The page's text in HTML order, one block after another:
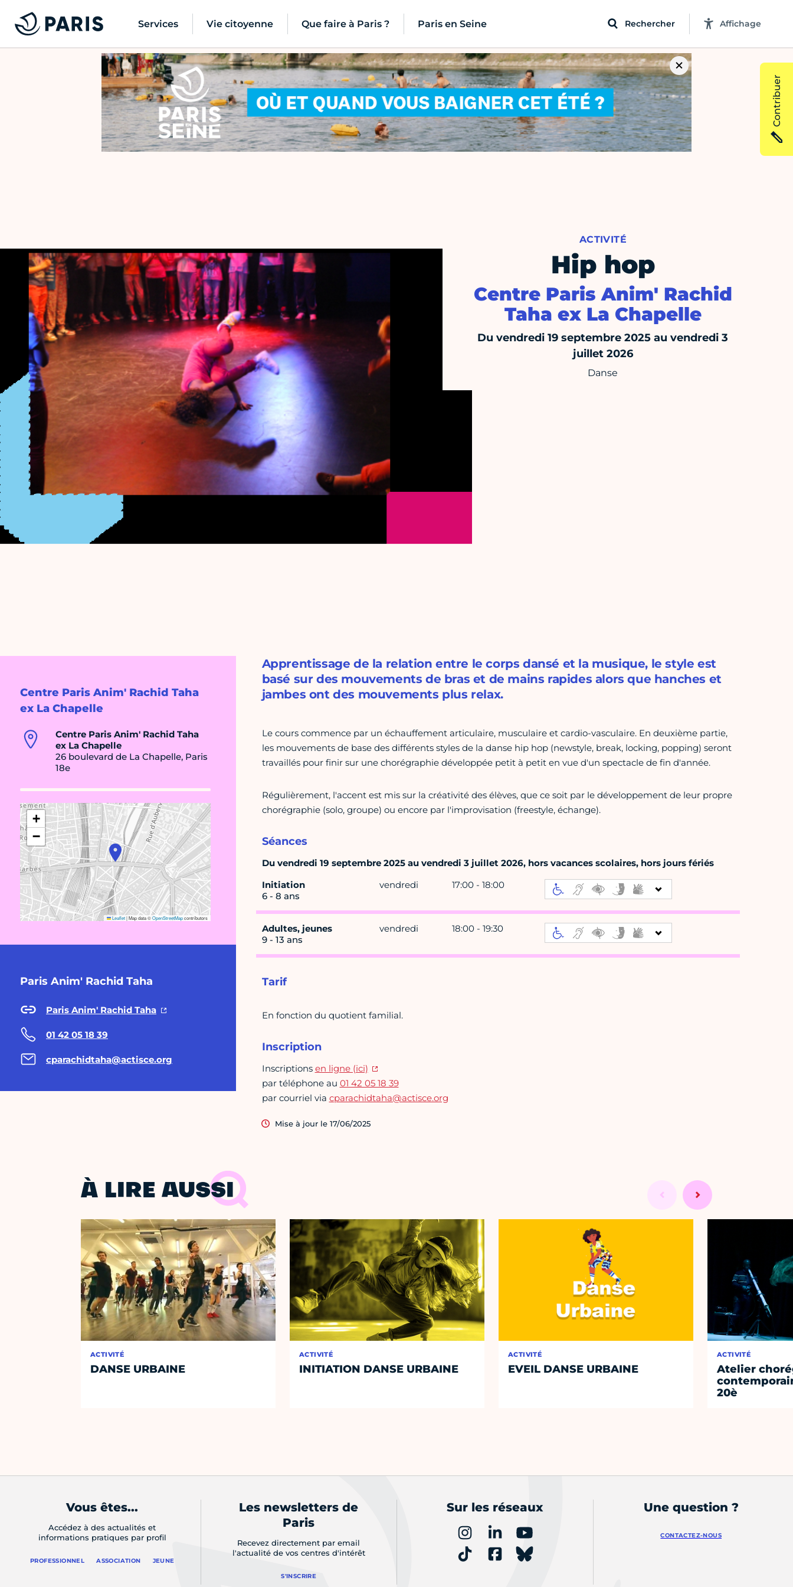
Services Vie citoyenne Que faire à Paris ? Paris en Seine Rechercher Affichage
ACTIVITÉ
Hip hop
Centre Paris Anim' Rachid
Taha ex La Chapelle
Du vendredi 19 septembre 2025 au vendredi 3
juillet 2026
Danse
Centre Paris Anim' Rachid Taha
ex La Chapelle
Centre Paris Anim' Rachid Taha
ex La Chapelle
26 boulevard de La Chapelle, Paris
18e
+
−
Leaflet|Map data ©OpenStreetMapcontributors
Paris Anim' Rachid Taha
Paris Anim' Rachid Taha
01 42 05 18 39
cparachidtaha@actisce.org
Apprentissage de la relation entre le corps dansé et la musique, le style est
basé sur des mouvements de bras et de mains rapides alors que hanches et
jambes ont des mouvements plus relax.
Le cours commence par un échauffement articulaire, musculaire et cardio-vasculaire. En deuxième partie,
les mouvements de base des différents styles de la danse hip hop (newstyle, break, locking, popping) seront
travaillés pour finir sur une chorégraphie développée petit à petit en vue d'un spectacle de fin d'année.
Régulièrement, l'accent est mis sur la créativité des élèves, que ce soit par le développement de leur propre
chorégraphie (solo, groupe) ou encore par l'improvisation (freestyle, échange).
Séances
Du vendredi 19 septembre 2025 au vendredi 3 juillet 2026, hors vacances scolaires, hors jours fériés
Initiation
6 - 8 ans
vendredi 17:00 - 18:00
Adultes, jeunes
9 - 13 ans
vendredi 18:00 - 19:30
Tarif
En fonction du quotient familial.
Inscription
Inscriptions en ligne (ici)
par téléphone au 01 42 05 18 39
par courriel via cparachidtaha@actisce.org
Mise à jour le 17/06/2025
À LIRE AUSSI
ACTIVITÉ
DANSE URBAINE
ACTIVITÉ
INITIATION DANSE URBAINE
ACTIVITÉ
EVEIL DANSE URBAINE
ACTIVITÉ
Atelier
20è
Contribuer
Vous êtes...
Accédez à des actualités et
informations pratiques par profil
PROFESSIONNEL ASSOCIATION JEUNE
Les newsletters de
Paris
Recevez directement par email
l'actualité de vos centres d'intérêt
S'INSCRIRE
Sur les réseaux Une question ?
CONTACTEZ-NOUS